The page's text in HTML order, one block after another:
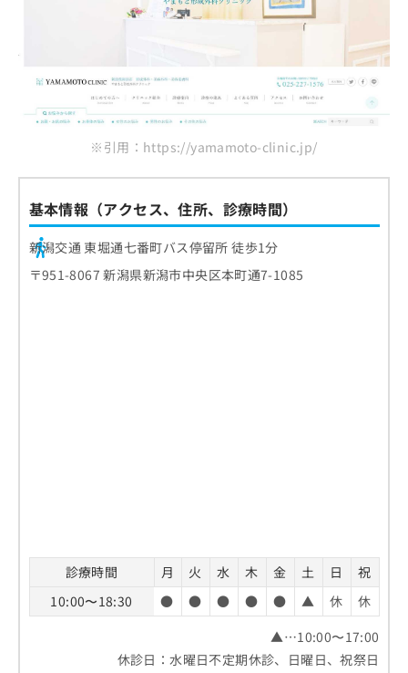
※引用：https://yamamoto-clinic.jp/
基本情報（アクセス、住所、診療時間）
新潟交通 東堀通七番町バス停留所 徒歩1分
〒951-8067 新潟県新潟市中央区本町通7-1085
診療時間 月 火 水 木 金 土 日
祝
10:00〜18:30
● ● ● ● ● ▲ 休
休
▲…10:00〜17:00
休診日：水曜日不定期休診、日曜日、祝祭日